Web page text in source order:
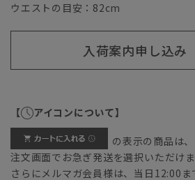
ウエストの目安： 82cm
入荷案内申し込み
【 アイコンについて】
の表示の商品は、
注文画面でお急ぎ発送を選択いただけま
さらにメルマガ会員様は、当日12:00